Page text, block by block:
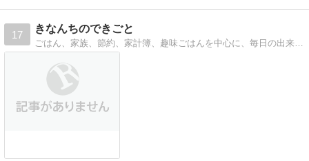
17
きなんちのできごと
ごはん、家族、節約、家計簿、趣味ごはんを中心に、毎日の出来事や節約、家計簿、おすすめ商品、ポイントサイト、掃除